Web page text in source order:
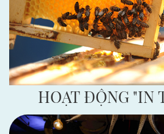
HOẠT ĐỘNG "IN